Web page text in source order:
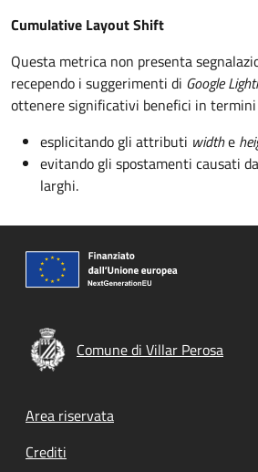
Cumulative Layout Shift
Questa metrica non presenta
recependo i suggerimenti di Google
ottenere significativi benefici in
esplicitando gli attributi widthe
evitando gli spostamenti causati
larghi.
Comune di Villar Perosa
Footer menu
Area riservata
Crediti